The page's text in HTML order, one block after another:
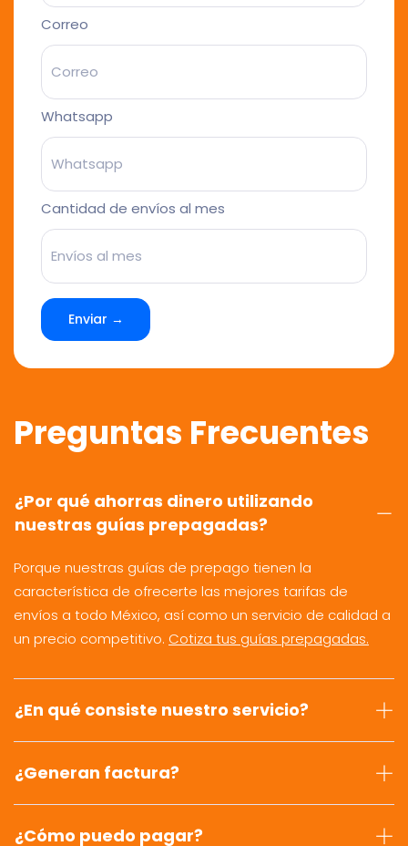
Correo
Whatsapp
Cantidad de envíos al mes
Enviar →
Preguntas Frecuentes
¿Por qué ahorras dinero utilizando
nuestras guías prepagadas?
Porque nuestras guías de prepago tienen la
característica de ofrecerte las mejores tarifas de
envíos a todo México, así como un servicio de calidad a
un precio competitivo. Cotiza tus guías prepagadas.
¿En qué consiste nuestro servicio?
¿Generan factura?
¿Cómo puedo pagar?